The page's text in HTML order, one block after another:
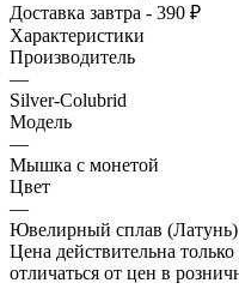
Доставка завтра - 390 ₽
Характеристики
Производитель
—
Silver-Colubrid
Модель
—
Мышка с монетой
Цвет
—
Ювелирный сплав (Латунь)
Цена действительна
отличаться от цен в